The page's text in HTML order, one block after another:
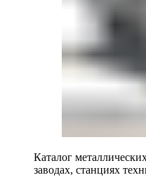
Каталог
заводах, станциях